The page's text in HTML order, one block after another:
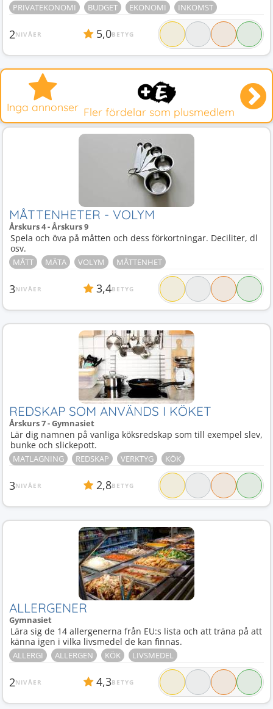
PRIVATEKONOMI BUDGET EKONOMI INKOMST
2NIVÅER 5,0BETYG
Inga annonser Fler fördelar som plusmedlem
MÅTTENHETER - VOLYM
Årskurs 4 - Årskurs 9
Spela och öva på måtten och dess förkortningar. Deciliter, dl
osv.
MÅTT MÄTA VOLYM MÅTTENHET
3NIVÅER 3,4BETYG
REDSKAP SOM ANVÄNDS I KÖKET
Årskurs 7 - Gymnasiet
Lär dig namnen på vanliga köksredskap som till exempel slev,
bunke och slickepott.
MATLAGNING REDSKAP VERKTYG KÖK
3NIVÅER 2,8BETYG
ALLERGENER
Gymnasiet
Lära sig de 14 allergenerna från EU:s lista och att träna på att
känna igen i vilka livsmedel de kan finnas.
ALLERGI ALLERGEN KÖK LIVSMEDEL
2NIVÅER 4,3BETYG